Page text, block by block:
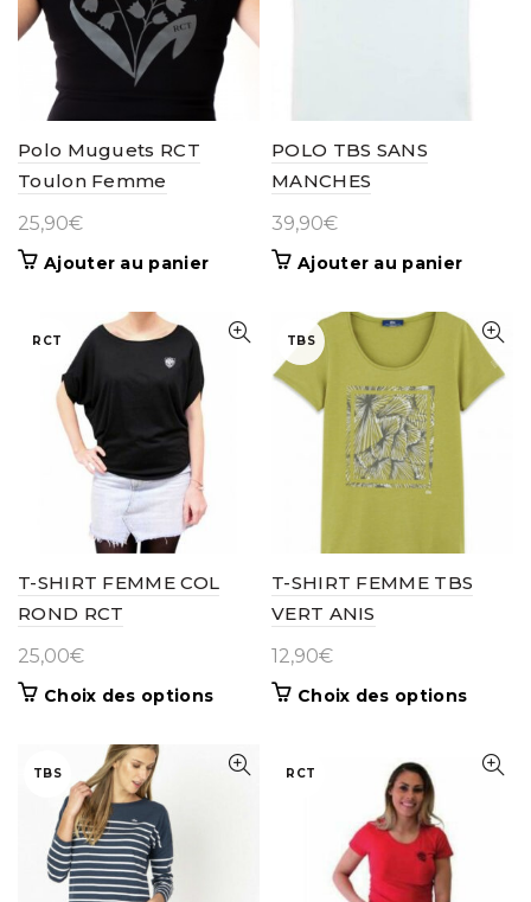
peuvent
être
choisies
sur
la
produit
Polo Muguets RCT
Toulon Femme
25,90€
Ajouter au panier
POLO TBS SANS
MANCHES
39,90€
Ajouter au panier
RCT
T-SHIRT FEMME COL
ROND RCT
25,00€
Choix des optionsCe
plusieurs
TBS
T-SHIRT FEMME TBS
VERT ANIS
12,90€
Choix des optionsCe
TBS RCT